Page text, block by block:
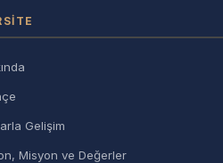
Gelişim
Misyon ve Değerler